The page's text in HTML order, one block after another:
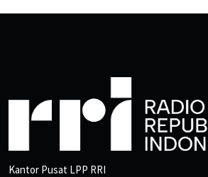
Kantor Pusat LPP RRI